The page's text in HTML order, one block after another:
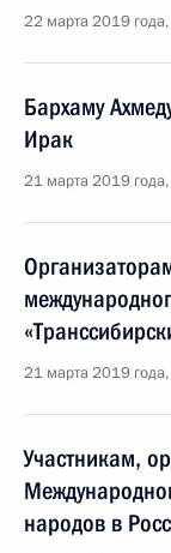
22 марта 2019
Бархаму
Ирак
21 марта 2019
21 марта 2019
Участникам,
народов в